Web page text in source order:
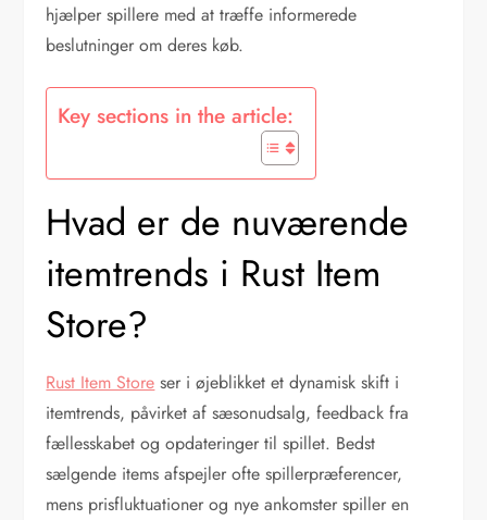
hjælper spillere med at træffe informerede
beslutninger om deres køb.
Key sections in the article:
Hvad er de nuværende
itemtrends i Rust Item
Store?
Rust Item Store ser i øjeblikket et dynamisk skift i
itemtrends, påvirket af sæsonudsalg, feedback fra
fællesskabet og opdateringer til spillet. Bedst
sælgende items afspejler ofte spillerpræferencer,
mens prisfluktuationer og nye ankomster spiller en